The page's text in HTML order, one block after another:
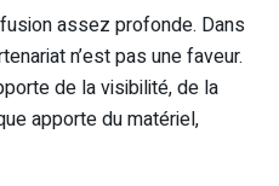
assez profonde. Dans
n’est pas une faveur.
de la visibilité, de la
apporte du matériel,